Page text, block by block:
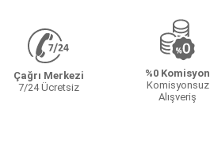
Çağrı Merkezi
7/24 Ücretsiz
%0 Komisyon
Komisyonsuz
Alışveriş